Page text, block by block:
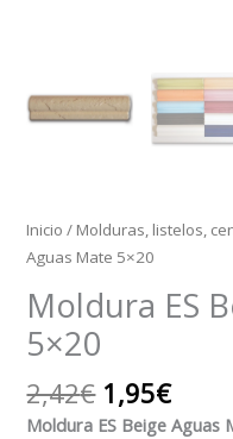
Inicio / Molduras, listelos,
Aguas Mate 5×20
Moldura ES
5×20
2,42€ 1,95€
Moldura ES Beige Aguas